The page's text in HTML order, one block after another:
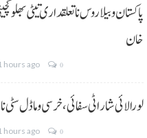
پاکستان و بیلاروس نا تعلقداری تیٹی
خان
hours ago 0
لورالائی شار اٹی سفائی، خرسی و ماڈل
hours ago 0